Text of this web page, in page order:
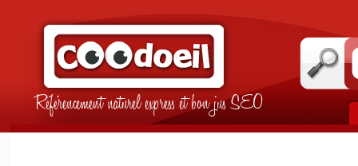
Référencement naturel express et bon jus SEO